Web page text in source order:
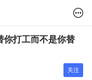
打工而不是你替
关注